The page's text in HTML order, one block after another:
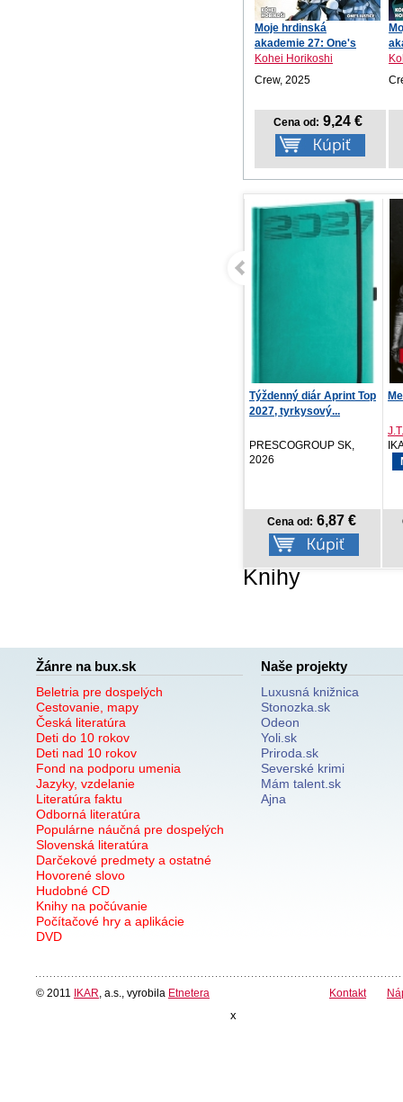
Moje hrdinská
akademie 27: One's
Justice
Kohei Horikoshi
Crew, 2025
Cena od: 9,24 €
Medzi riadkami
IKAR, 2026
NOVINKA
Cena od:14,18 €
Knihy
Žánre na bux.sk
Beletria pre dospelých
Cestovanie, mapy
Česká literatúra
Deti do 10 rokov
Deti nad 10 rokov
Fond na podporu umenia
Jazyky, vzdelanie
Literatúra faktu
Odborná literatúra
Populárne náučná pre dospelých
Slovenská literatúra
Darčekové predmety a ostatné
Hovorené slovo
Hudobné CD
Knihy na počúvanie
Počítačové hry a aplikácie
DVD
Naše projekty
Luxusná knižnica
Stonozka.sk
Odeon
Yoli.sk
Priroda.sk
Severské krimi
Mám talent.sk
Ajna
© 2011 IKAR , a.s., vyrobila Etnetera Kontakt
x